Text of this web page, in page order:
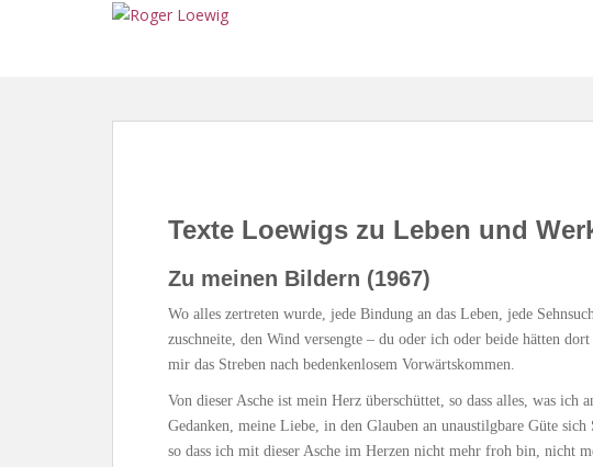
Texte Loewigs zu Leben und
Zu meinen Bildern (1967)
Wo alles zertreten wurde, jede Bindung an das Leben, jede
zuschneite, den Wind versengte – du oder ich oder beide hätten
mir das Streben nach bedenkenlosem Vorwärtskommen.
Von dieser Asche ist mein Herz überschüttet, so dass alles, was ich
Gedanken, meine Liebe, in den Glauben an unaustilgbare Güte
so dass ich mit dieser Asche im Herzen nicht mehr froh bin, nicht